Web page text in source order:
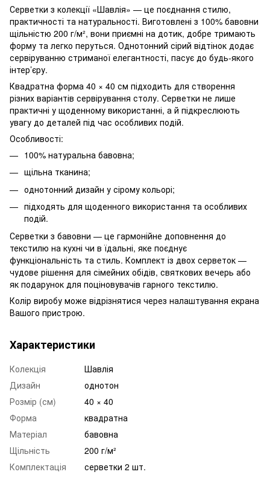
Серветки з колекції «Шавлія» — це поєднання стилю,
практичності та натуральності. Виготовлені з 100% бавовни
щільністю 200 г/м², вони приємні на дотик, добре тримають
форму та легко перуться. Однотонний сірий відтінок додає
сервіруванню стриманої елегантності, пасує до будь-якого
інтер’єру.
Квадратна форма 40 × 40 см підходить для створення
різних варіантів сервірування столу. Серветки не лише
практичні у щоденному використанні, а й підкреслюють
увагу до деталей під час особливих подій.
Особливості:
100% натуральна бавовна;
щільна тканина;
однотонний дизайн у сірому кольорі;
підходять для щоденного використання та особливих
подій.
Серветки з бавовни — це гармонійне доповнення до
текстилю на кухні чи в їдальні, яке поєднує
функціональність та стиль. Комплект із двох серветок —
чудове рішення для сімейних обідів, святкових вечерь або
як подарунок для поціновувачів гарного текстилю.
Колір виробу може відрізнятися через налаштування екрана
Вашого пристрою.
Характеристики
Колекція
Шавлія
Дизайн
однотон
Розмір (см)
40 × 40
Форма
квадратна
Матеріал
бавовна
Щільність
200 г/м²
Комплектація
серветки 2 шт.